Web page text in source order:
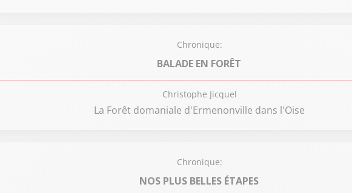
Chronique:
BALADE EN FORÊT
Christophe Jicquel
La Forêt domaniale d'Ermenonville dans l'Oise
Chronique:
NOS PLUS BELLES ÉTAPES